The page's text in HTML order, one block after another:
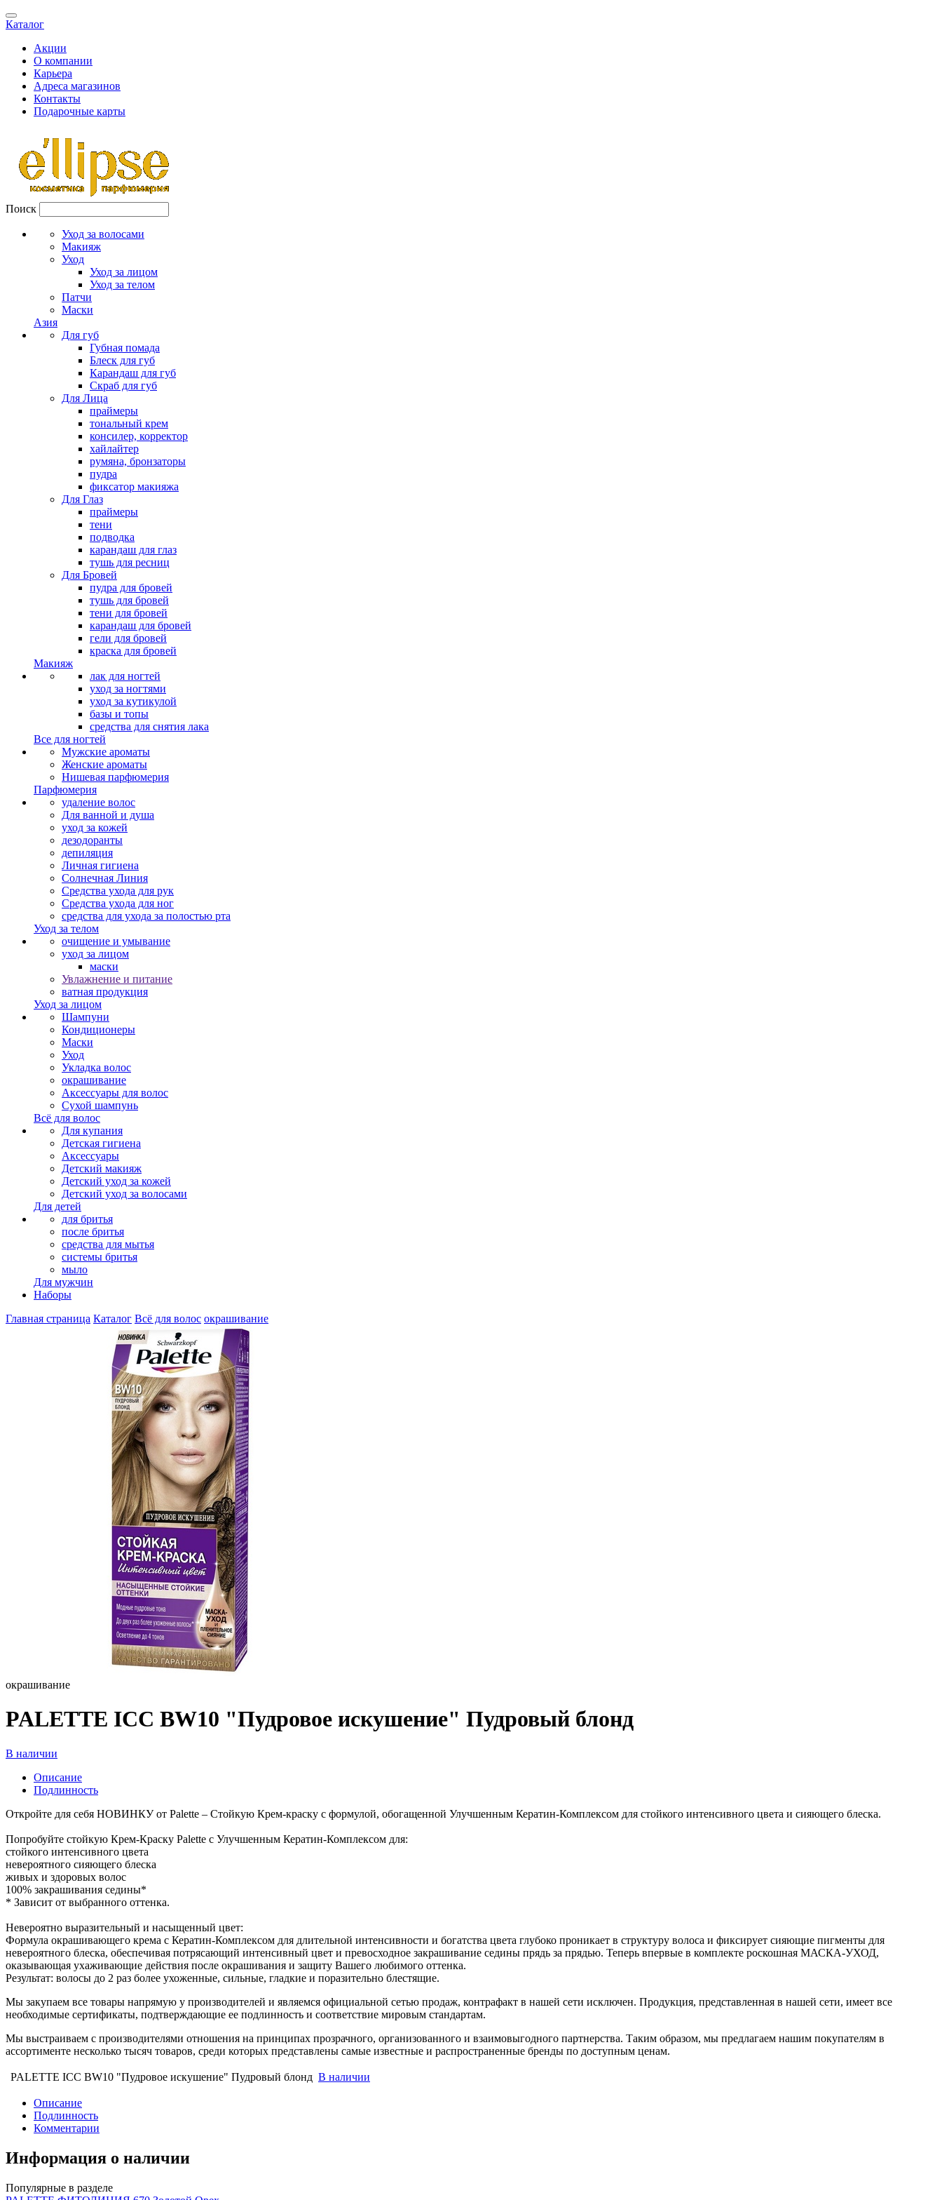
Каталог
Акции
О компании
Карьера
Адреса магазинов
Контакты
Подарочные карты
Поиск
Уход за волосами
Макияж
Уход
Уход за лицом
Уход за телом
Патчи
Маски
Азия
Для губ
Губная помада
Блеск для губ
Карандаш для губ
Скраб для губ
Для Лица
праймеры
тональный крем
консилер, корректор
хайлайтер
румяна, бронзаторы
пудра
фиксатор макияжа
Для Глаз
праймеры
тени
подводка
карандаш для глаз
тушь для ресниц
Для Бровей
пудра для бровей
тушь для бровей
тени для бровей
карандаш для бровей
гели для бровей
краска для бровей
Макияж
лак для ногтей
уход за ногтями
уход за кутикулой
базы и топы
средства для снятия лака
Все для ногтей
Мужские ароматы
Женские ароматы
Нишевая парфюмерия
Парфюмерия
удаление волос
Для ванной и душа
уход за кожей
дезодоранты
депиляция
Личная гигиена
Солнечная Линия
Средства ухода для рук
Средства ухода для ног
средства для ухода за полостью рта
Уход за телом
очищение и умывание
уход за лицом
маски
Увлажнение и питание
ватная продукция
Уход за лицом
Шампуни
Кондиционеры
Маски
Уход
Укладка волос
окрашивание
Аксессуары для волос
Сухой шампунь
Всё для волос
Для купания
Детская гигиена
Аксессуары
Детский макияж
Детский уход за кожей
Детский уход за волосами
Для детей
для бритья
после бритья
средства для мытья
системы бритья
мыло
Для мужчин
Наборы
Главная страница Каталог Всё для волос окрашивание
окрашивание
PALETTE ICC BW10 "Пудровое искушение" Пудровый блонд
В наличии
Описание
Подлинность
Откройте для себя НОВИНКУ от Palette – Стойкую Крем-краску с формулой, обогащенной Улучшенным Кератин-Комплексом для стойкого интенсивного цвета и сияющего блеска.
Попробуйте стойкую Крем-Краску Palette с Улучшенным Кератин-Комплексом для:
стойкого интенсивного цвета
невероятного сияющего блеска
живых и здоровых волос
100% закрашивания седины*
* Зависит от выбранного оттенка.
Невероятно выразительный и насыщенный цвет:
Формула окрашивающего крема с Кератин-Комплексом для длительной интенсивности и богатства цвета глубоко проникает в структуру волоса и фиксирует сияющие пигменты для
невероятного блеска, обеспечивая потрясающий интенсивный цвет и превосходное закрашивание седины прядь за прядью. Теперь впервые в комплекте роскошная МАСКА-УХОД,
оказывающая ухаживающие действия после окрашивания и защиту Вашего любимого оттенка.
Результат: волосы до 2 раз более ухоженные, сильные, гладкие и поразительно блестящие.
Мы закупаем все товары напрямую у производителей и являемся официальной сетью продаж, контрафакт в нашей сети исключен. Продукция, представленная в нашей сети, имеет все
необходимые сертификаты, подтверждающие ее подлинность и соответствие мировым стандартам.
Мы выстраиваем с производителями отношения на принципах прозрачного, организованного и взаимовыгодного партнерства. Таким образом, мы предлагаем нашим покупателям в
ассортименте несколько тысяч товаров, среди которых представлены самые известные и распространенные бренды по доступным ценам.
PALETTE ICC BW10 "Пудровое искушение" Пудровый блонд В наличии
Описание
Подлинность
Комментарии
Информация о наличии
Популярные в разделе